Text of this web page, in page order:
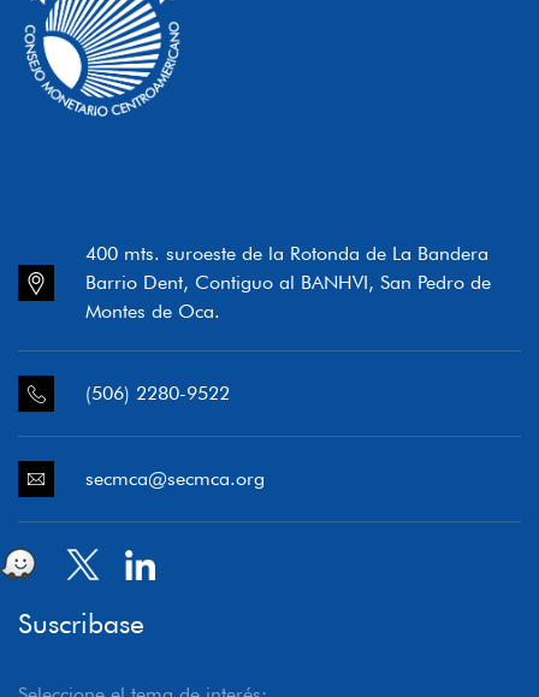
400 mts. suroeste de la Rotonda de La Bandera
Barrio Dent, Contiguo al BANHVI, San Pedro de
Montes de Oca.
(506) 2280-9522
secmca@secmca.org
Suscribase